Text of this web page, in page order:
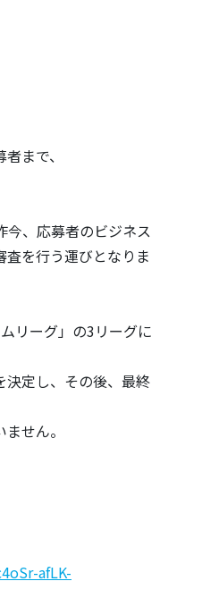
まで、
今、応募者のビジネス
を行う運びとなりま
リーグ」の3リーグに
決定し、その後、最終
せん。
afLK-